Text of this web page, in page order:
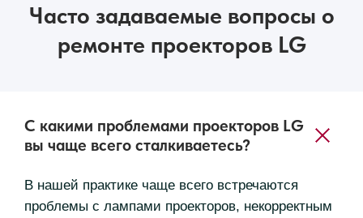
Часто задаваемые вопросы о
ремонте проекторов LG
С какими проблемами проекторов LG
вы чаще всего сталкиваетесь?
В нашей практике чаще всего встречаются
проблемы с лампами проекторов, некорректным